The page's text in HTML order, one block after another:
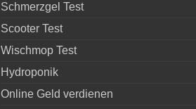
Schmerzgel Test
Scooter Test
Wischmop Test
Hydroponik
Online Geld verdienen